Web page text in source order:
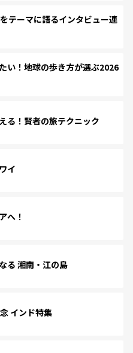
テーマに語るインタビュー連
い！地球の歩き方が選ぶ2026
る！賢者の旅テクニック
イ
へ！
る 湘南・江の島
インド特集